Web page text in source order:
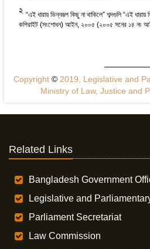
2 “এই ধারায় ভিন্নরূপ কিছু না থাকিলে” শব্দগুলি “এই ধারায়
কপিরাইট (সংশোধন) আইন, ২০০৫ (২০০৫ সনের ১৪ নং
Copyright ©2019, Legislative and
Ministry of Law, Justice and
Related Links
Bangladesh Government
Legislative and
Parliament Secretariat
Law Commission